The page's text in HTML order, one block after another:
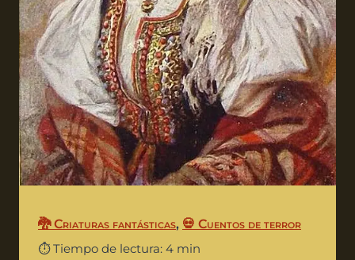
🐉 Criaturas fantásticas, 💀 Cuentos de terror
⏱️ Tiempo de lectura: 4 min